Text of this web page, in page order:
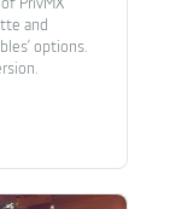
and
options.